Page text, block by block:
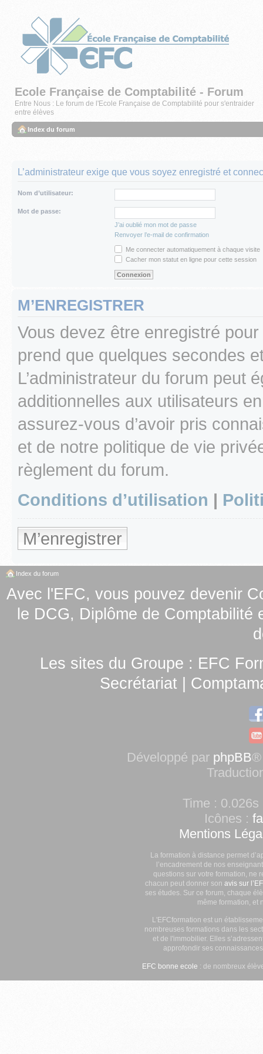
Ecole Française de Comptabilité - Forum
Entre Nous : Le forum de l'Ecole Française de Comptabilité pour s'entraider
entre élèves
Index du forum
L’administrateur exige que vous soyez enregistré et
Nom d’utilisateur:
Mot de passe:
J’ai oublié mon mot de passe
Renvoyer l’e-mail de confirmation
Me connecter automatiquement à chaque visite
Cacher mon statut en ligne pour cette session
M’ENREGISTRER
Vous devez être enregistré
prend que quelques secondes
L’administrateur du forum peut
additionnelles aux utilisateurs
assurez-vous d’avoir pris
et de notre politique de vie
règlement du forum.
Conditions d’utilisation |
M’enregistrer
Index du forum
Avec l'EFC, vous pouvez devenir
le DCG, Diplôme de Comptabilité
Les sites du Groupe : EFC
Secrétariat
Développé par phpBB®
Time :
Icônes :
Mentions
La formation à distance permet
l’encadrement de nos
questions sur votre formation, ne
chacun peut donner son avis sur
ses études. Sur ce forum, chaque
même formation, et
L'EFCformation est un
nombreuses formations dans les
et de l'immobilier. Elles
approfondir ses
EFC bonne ecole : de nombreux